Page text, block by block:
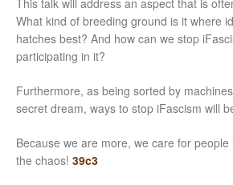
This talk will address an aspect that is
What kind of breeding ground is it where
hatches best? And how can we stop
participating in it?
Furthermore, as being sorted by
secret dream, ways to stop iFascism will
Because we are more, we care for
the chaos! 39c3